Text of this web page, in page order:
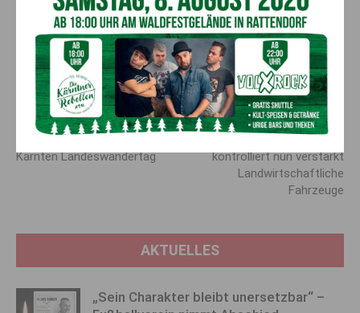
Dr. Heimo Schinnerl verleiht Waltraud
Puntigam das Silberne Ehrenzeichen
Alle Fotos von Waltraud Puntigam
Vorheriger Artikel
Terminaviso: Seniorenbund
Kärnten Landeswandertag
Nächster Artikel
kontrolliert nun verstärkt
Land­wirtschaft­liche
Fahrzeuge
AKTUELLES
„Sein Charakter bleibt unersetzbar“ –